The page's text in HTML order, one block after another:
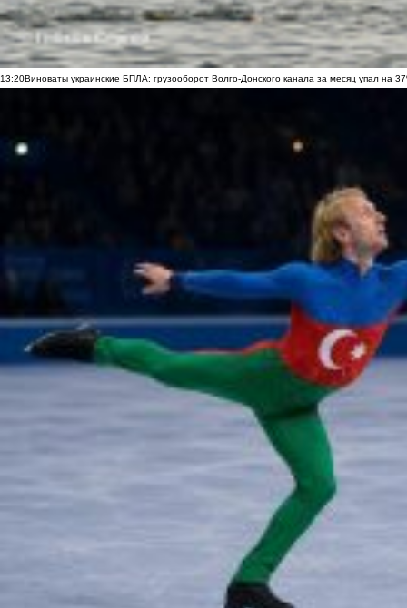
13:20Виноваты украинские БПЛА: грузооборот Волго-Донского канала за месяц упал на